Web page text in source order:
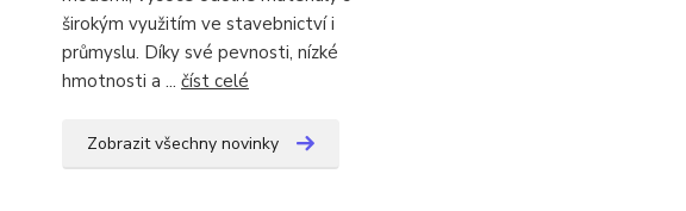
širokým využitím ve stavebnictví i
průmyslu. Díky své pevnosti, nízké
hmotnosti a ... číst celé
Zobrazit všechny novinky